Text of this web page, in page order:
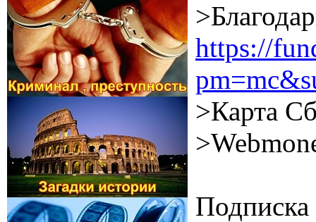
https://
>Карта
Подписка